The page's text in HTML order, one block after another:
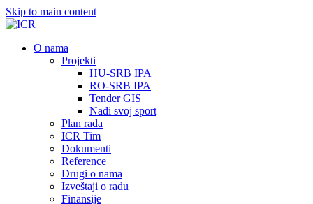
Skip to main content
О nama
Projekti
HU-SRB IPA
RO-SRB IPA
Tender GIS
Nađi svoj sport
Plan rada
ICR Tim
Dokumenti
Reference
Drugi o nama
Izveštaji o radu
Finansije